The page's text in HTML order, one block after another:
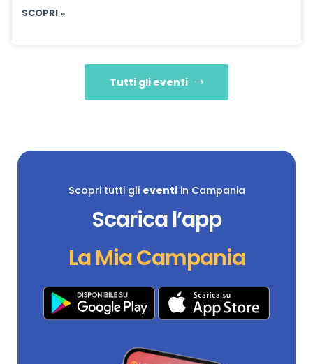
SCOPRI »
Tutti gli eventi
Scopri tutti gli eventiin Campania
Scarica l’app
La Mia Campania